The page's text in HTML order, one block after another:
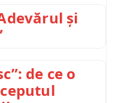
și
de ce o